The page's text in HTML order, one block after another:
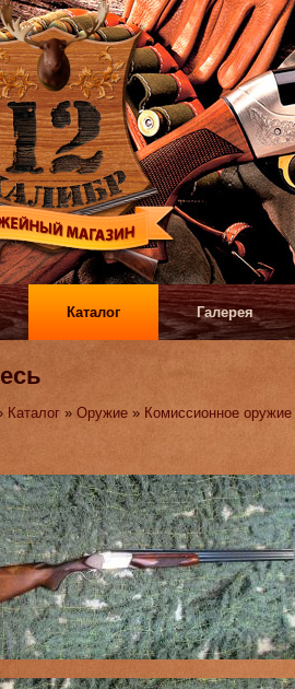
Каталог Галерея
Каталог »Оружие » Комиссионное оружие